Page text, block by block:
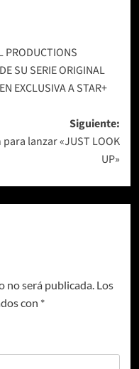
PRODUCTIONS
SU SERIE ORIGINAL
EXCLUSIVA A STAR+
Siguiente:
lanzar «JUST LOOK
UP»
no será publicada. Los
con *